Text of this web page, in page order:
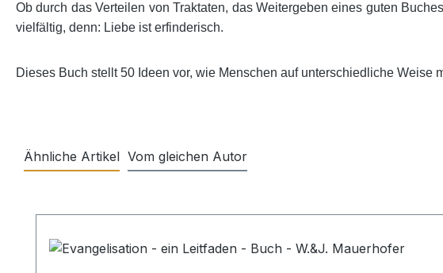
Ob durch das Verteilen von Traktaten, das Weitergeben eines guten
vielfältig, denn: Liebe ist erfinderisch.
Dieses Buch stellt 50 Ideen vor, wie Menschen auf unterschiedliche
Ähnliche Artikel Vom gleichen Autor